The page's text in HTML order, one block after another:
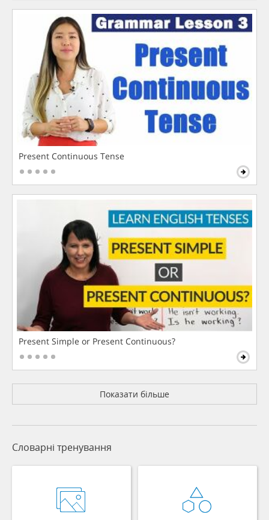
Present Continuous Tense
Present Simple or Present Continuous?
Показати більше
Словарні тренування